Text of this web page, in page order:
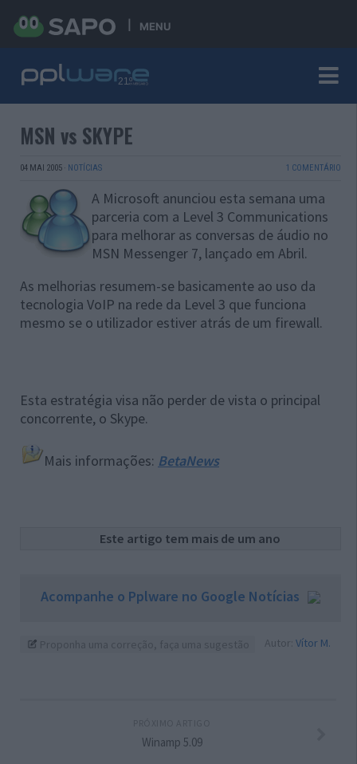
MENU
MSN vs SKYPE
04 MAI 2005 · NOTÍCIAS 1 COMENTÁRIO
A Microsoft anunciou esta semana uma
parceria com a Level 3 Communications
para melhorar as conversas de áudio no
MSN Messenger 7, lançado em Abril.
As melhorias resumem-se basicamente ao uso da
tecnologia VoIP na rede da Level 3 que funciona
mesmo se o utilizador estiver atrás de um firewall.
Esta estratégia visa não perder de vista o principal
concorrente, o Skype.
Mais informações: BetaNews
Este artigo tem mais de um ano
Acompanhe o Pplware no Google Notícias
Autor:Vítor M.
Winamp 5.09